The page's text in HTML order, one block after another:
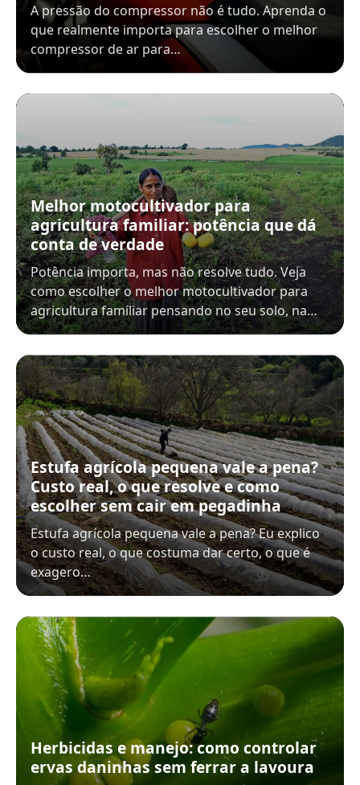
A pressão do compressor não é tudo. Aprenda o
que realmente importa para escolher o melhor
compressor de ar para…
Melhor motocultivador para
agricultura familiar: potência que dá
conta de verdade
Potência importa, mas não resolve tudo. Veja
como escolher o melhor motocultivador para
agricultura familiar pensando no seu solo, na…
Estufa agrícola pequena vale a pena?
Custo real, o que resolve e como
escolher sem cair em pegadinha
Estufa agrícola pequena vale a pena? Eu explico
o custo real, o que costuma dar certo, o que é
exagero…
Herbicidas e manejo: como controlar
ervas daninhas sem ferrar a lavoura